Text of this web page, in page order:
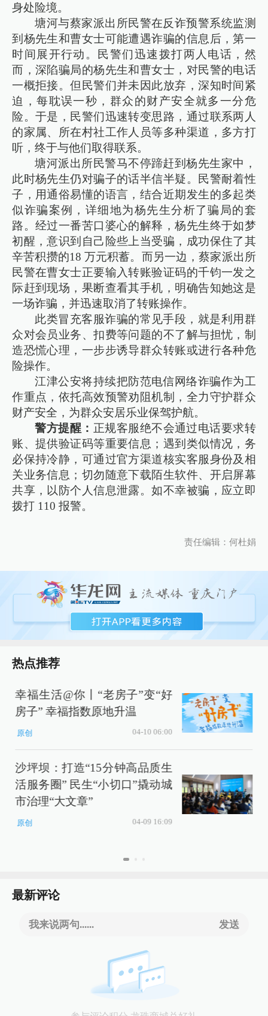
身处险境。
塘河与蔡家派出所民警在反诈预警系统监测
到杨先生和曹女士可能遭遇诈骗的信息后，第一
时间展开行动。民警们迅速拨打两人电话，然
而，深陷骗局的杨先生和曹女士，对民警的电话
一概拒接。但民警们并未因此放弃，深知时间紧
迫，每耽误一秒，群众的财产安全就多一分危
险。于是，民警们迅速转变思路，通过联系两人
的家属、所在村社工作人员等多种渠道，多方打
听，终于与他们取得联系。​
塘河派出所民警马不停蹄赶到杨先生家中，
此时杨先生仍对骗子的话半信半疑。民警耐着性
子，用通俗易懂的语言，结合近期发生的多起类
似诈骗案例，详细地为杨先生分析了骗局的套
路。经过一番苦口婆心的解释，杨先生终于如梦
初醒，意识到自己险些上当受骗，成功保住了其
辛苦积攒的18 万元积蓄。而另一边，蔡家派出所
民警在曹女士正要输入转账验证码的千钧一发之
际赶到现场，果断查看其手机，明确告知她这是
一场诈骗，并迅速取消了转账操作。​
此类冒充客服诈骗的常见手段，就是利用群
众对会员业务、扣费等问题的不了解与担忧，制
造恐慌心理，一步步诱导群众转账或进行各种危
险操作。
江津公安将持续把防范电信网络诈骗作为工
作重点，依托高效预警劝阻机制，全力守护群众
财产安全，为群众安居乐业保驾护航。​
警方提醒： 正规客服绝不会通过电话要求转
账、提供验证码等重要信息；遇到类似情况，务
必保持冷静，可通过官方渠道核实客服身份及相
关业务信息；切勿随意下载陌生软件、开启屏幕
共享，以防个人信息泄露。如不幸被骗，应立即
拨打 110 报警。
责任编辑：何杜娟
热点推荐
幸福生活@你丨“老房子”变“好
房子” 幸福指数原地升温
原创 04-10 06:00
沙坪坝：打造“15分钟高品质生
活服务圈” 民生“小切口”撬动城
市治理“大文章”
原创 04-09 16:09
最新评论
我来说两句...... 发送